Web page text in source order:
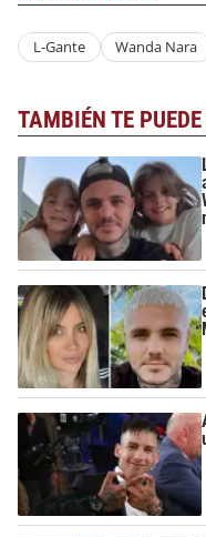
L-Gante Wanda Nara
TAMBIÉN TE